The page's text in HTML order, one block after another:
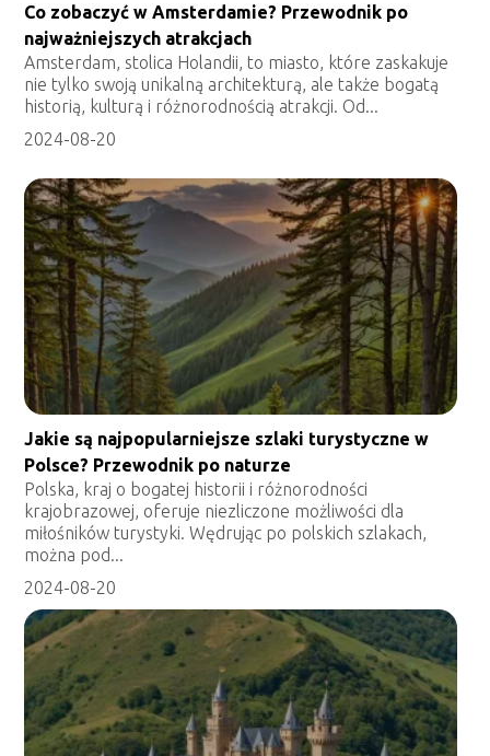
Co zobaczyć w Amsterdamie? Przewodnik po
najważniejszych atrakcjach
Amsterdam, stolica Holandii, to miasto, które zaskakuje
nie tylko swoją unikalną architekturą, ale także bogatą
historią, kulturą i różnorodnością atrakcji. Od...
2024-08-20
Jakie są najpopularniejsze szlaki turystyczne w
Polsce? Przewodnik po naturze
Polska, kraj o bogatej historii i różnorodności
krajobrazowej, oferuje niezliczone możliwości dla
miłośników turystyki. Wędrując po polskich szlakach,
można pod...
2024-08-20